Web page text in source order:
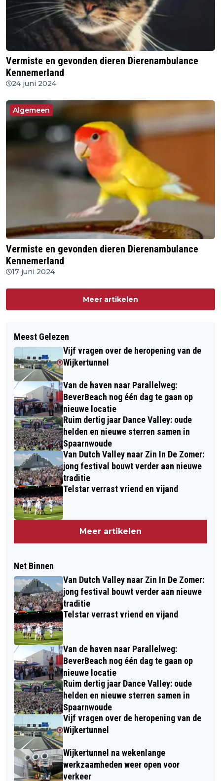
Vermiste en gevonden dieren Dierenambulance
Kennemerland
24 juni 2024
Algemeen
Vermiste en gevonden dieren Dierenambulance
Kennemerland
17 juni 2024
Meer artikelen
Meest Gelezen
Vijf vragen over de heropening van de
Wijkertunnel
Van de haven naar Parallelweg:
BeverBeach nog één dag te gaan op
nieuwe locatie
Ruim dertig jaar Dance Valley: oude
helden en nieuwe sterren samen in
Spaarnwoude
Van Dutch Valley naar Zin In De Zomer:
jong festival bouwt verder aan nieuwe
traditie
Telstar verrast vriend en vijand
Meer artikelen
Net Binnen
Van Dutch Valley naar Zin In De Zomer:
jong festival bouwt verder aan nieuwe
traditie
Telstar verrast vriend en vijand
Van de haven naar Parallelweg:
BeverBeach nog één dag te gaan op
nieuwe locatie
Ruim dertig jaar Dance Valley: oude
helden en nieuwe sterren samen in
Spaarnwoude
Vijf vragen over de heropening van de
Wijkertunnel
Wijkertunnel na wekenlange
werkzaamheden weer open voor
verkeer